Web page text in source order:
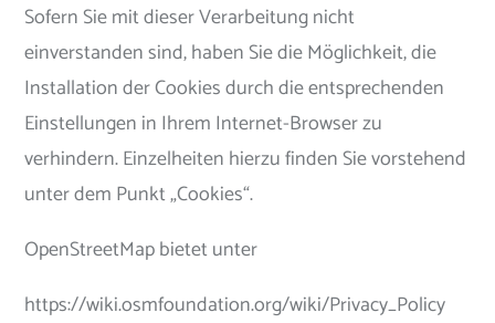
Sofern Sie mit dieser Verarbeitung nicht
einverstanden sind, haben Sie die Möglichkeit, die
Installation der Cookies durch die entsprechenden
Einstellungen in Ihrem Internet-Browser zu
verhindern. Einzelheiten hierzu finden Sie vorstehend
unter dem Punkt „Cookies“.
OpenStreetMap bietet unter
https://wiki.osmfoundation.org/wiki/Privacy_Policy